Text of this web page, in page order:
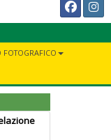
FOTOGRAFICO